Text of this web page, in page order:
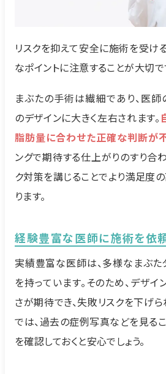
リスクを抑えて安全に施術を受け
なポイントに注意することが大切で
まぶたの手術は繊細であり、医
のデザインに大きく左右されます。
脂肪量に合わせた正確な判断が
ングで期待する仕上がりのすり合
ク対策を講じることでより満足度
ります。
経験豊富な医師に施術を依
実績豊富な医師は、多様なまぶ
を持っています。そのため、デザ
さが期待でき、失敗リスクを下げら
では、過去の症例写真などを見る
を確認しておくと安心でしょう。